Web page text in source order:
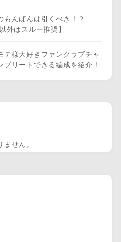
もんばんは引くべき！？
外はスルー推奨】
テ様大好きファンクラブチャ
リートできる編成を紹介！
せん。